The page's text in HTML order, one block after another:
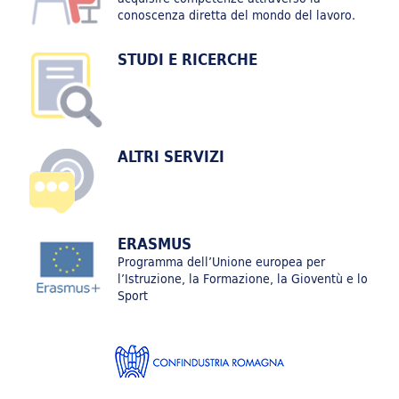
FORMAZIONE SUPERIORE_FC_2025
DIGITAL GREEN SKILLS PER INNOVARE LA GESTIONE
D'IMPRESA
conoscenza diretta del mondo del lavoro.
STUDI E RICERCHE
ALTRI SERVIZI
ERASMUS
Programma dell’Unione europea per
l’Istruzione, la Formazione, la Gioventù e lo
Sport